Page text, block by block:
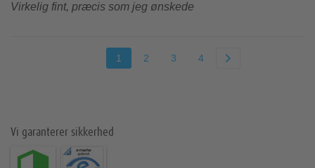
Virkelig fint, præcis som jeg ønskede
1 2 3 4
Vi garanterer sikkerhed